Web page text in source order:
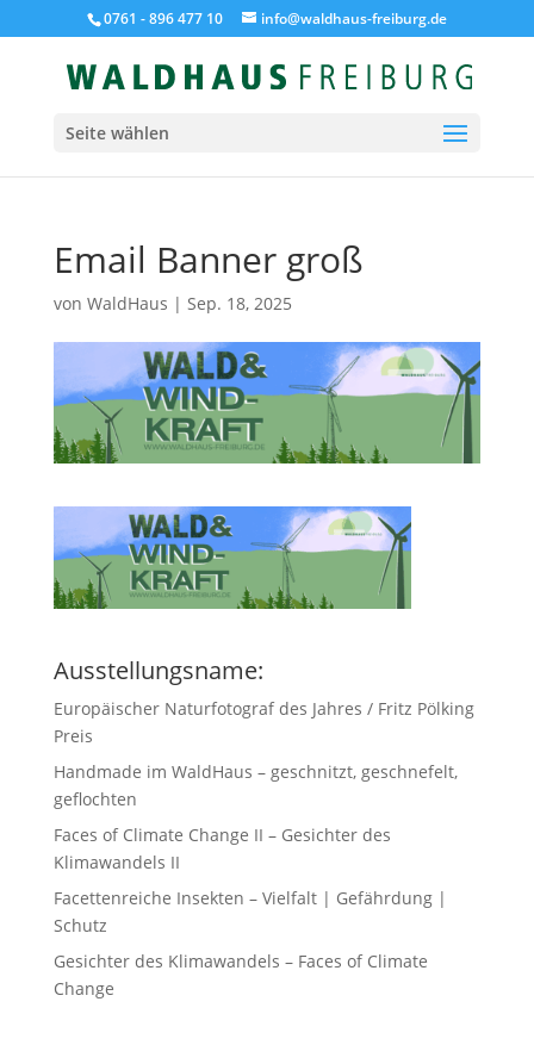
0761 - 896 477 10 info@waldhaus-freiburg.de
Seite wählen
Email Banner groß
von WaldHaus | Sep. 18, 2025
Ausstellungsname:
Europäischer Naturfotograf des Jahres / Fritz Pölking
Preis
Handmade im WaldHaus – geschnitzt, geschnefelt,
geflochten
Faces of Climate Change II – Gesichter des
Klimawandels II
Facettenreiche Insekten – Vielfalt | Gefährdung |
Schutz
Gesichter des Klimawandels – Faces of Climate
Change